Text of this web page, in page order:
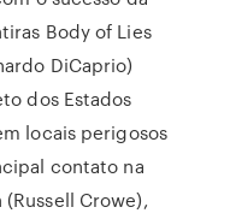
Body of Lies
DiCaprio)
dos Estados
locais perigosos
contato na
Crowe),